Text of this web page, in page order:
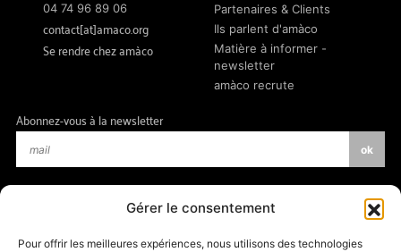
Gérer le consentement
Pour offrir les meilleures expériences, nous utilisons des technologies
04 74 96 89 06
contact[at]amaco.org
Se rendre chez amàco
Partenaires & Clients
Ils parlent d'amàco
Matière à informer -
newsletter
amàco recrute
Abonnez-vous à la newsletter